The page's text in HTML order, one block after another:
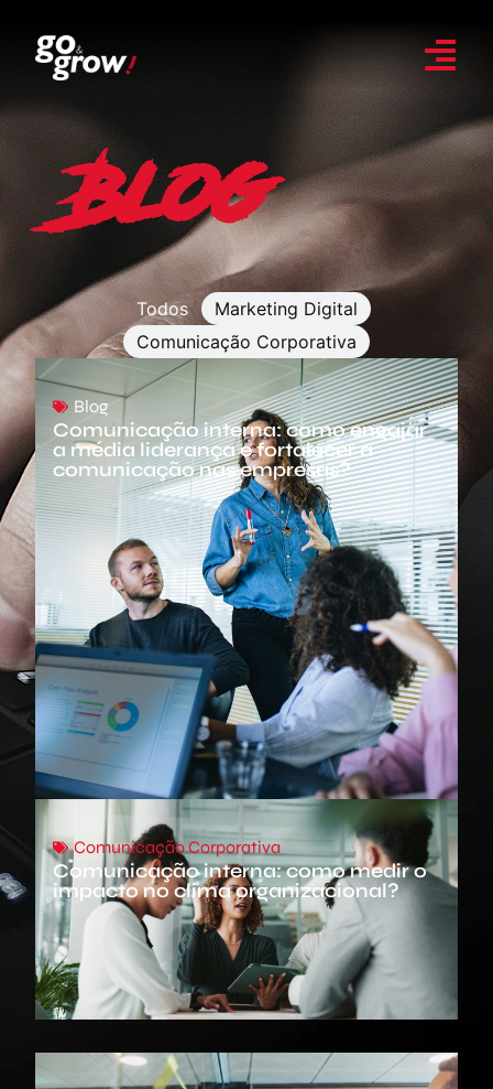
Blog
Todos
Marketing Digital
Comunicação Corporativa
Blog
Comunicação interna: como engajar
a média liderança e fortalecer a
comunicação nas empresas?
Comunicação Corporativa
Comunicação interna: como medir o
impacto no clima organizacional?